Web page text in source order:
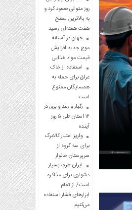
روز متوالی صعود کرد و
به بالاترین سطح
هفت هفته‌ای رسید
جهان در آستانه
موج جدید افزایش
قیمت مواد غذایی
استفاده از خاک
عراق برای حمله به
همسایگان ممنوع
است
رگبار و رعد و برق در
۱۲ استان طی ۵ روز
آینده
واریز اعتبار کالابرگ
برای سه گروه از
سرپرستان خانوار
ایران طرف بسیار
دشواری برای مذاکره
است/ از تمام
ابزارهای فشار استفاده
می‌کنیم